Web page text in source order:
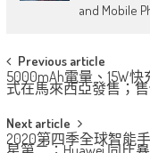
and Mobile
Post
navigation
Previous article
5000mAh電量、15W快
式在馬來西亞發售；售
Next article
2020第四季全球智能